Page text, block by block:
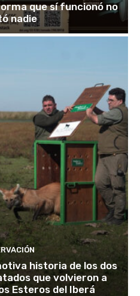
que sí funcionó no
nadie
historia de los dos
que volvieron a
Esteros del Iberá